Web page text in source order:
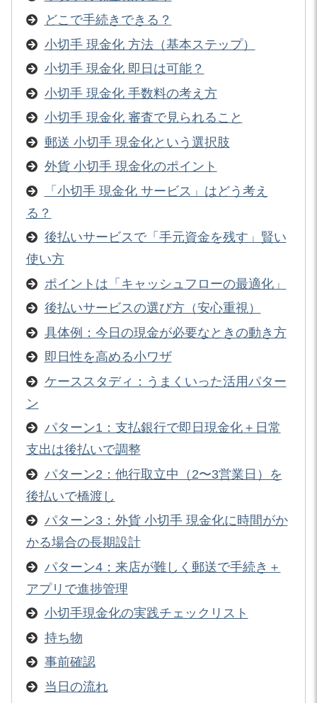
どこで手続きできる？
小切手 現金化 方法（基本ステップ）
小切手 現金化 即日は可能？
小切手 現金化 手数料の考え方
小切手 現金化 審査で見られること
郵送 小切手 現金化という選択肢
外貨 小切手 現金化のポイント
「小切手 現金化 サービス」はどう考え
る？
後払いサービスで「手元資金を残す」賢い
使い方
ポイントは「キャッシュフローの最適化」
後払いサービスの選び方（安心重視）
具体例：今日の現金が必要なときの動き方
即日性を高める小ワザ
ケーススタディ：うまくいった活用パター
ン
パターン1：支払銀行で即日現金化＋日常
支出は後払いで調整
パターン2：他行取立中（2〜3営業日）を
後払いで橋渡し
パターン3：外貨 小切手 現金化に時間がか
かる場合の長期設計
パターン4：来店が難しく郵送で手続き＋
アプリで進捗管理
小切手現金化の実践チェックリスト
持ち物
事前確認
当日の流れ